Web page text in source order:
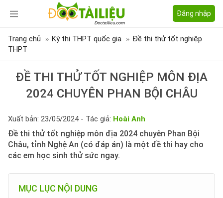
Đăng nhập
Trang chủ Kỳ thi THPT quốc gia
Đề thi thử tốt nghiệp
THPT
ĐỀ THI THỬ TỐT NGHIỆP MÔN ĐỊA
2024 CHUYÊN PHAN BỘI CHÂU
Xuất bản: 23/05/2024 - Tác giả: Hoài Anh
Đề thi thử tốt nghiệp môn địa 2024 chuyên Phan Bội
Châu, tỉnh Nghệ An (có đáp án) là một đề thi hay cho
các em học sinh thử sức ngay.
MỤC LỤC NỘI DUNG